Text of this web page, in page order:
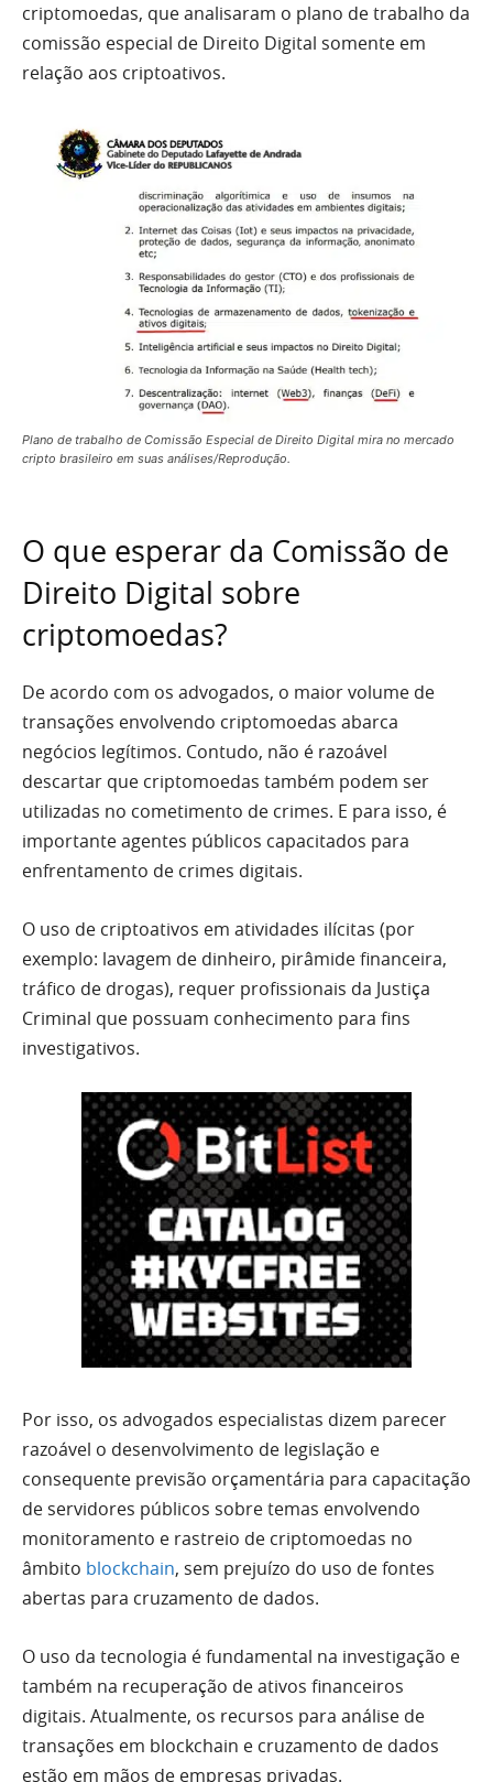
criptomoedas, que analisaram o plano de trabalho da
comissão especial de Direito Digital somente em
relação aos criptoativos.
Plano de trabalho de Comissão Especial de Direito Digital mira no mercado
cripto brasileiro em suas análises/Reprodução.
O que esperar da Comissão de
Direito Digital sobre
criptomoedas?
De acordo com os advogados, o maior volume de
transações envolvendo criptomoedas abarca
negócios legítimos. Contudo, não é razoável
descartar que criptomoedas também podem ser
utilizadas no cometimento de crimes. E para isso, é
importante agentes públicos capacitados para
enfrentamento de crimes digitais.
O uso de criptoativos em atividades ilícitas (por
exemplo: lavagem de dinheiro, pirâmide financeira,
tráfico de drogas), requer profissionais da Justiça
Criminal que possuam conhecimento para fins
investigativos.
Por isso, os advogados especialistas dizem parecer
razoável o desenvolvimento de legislação e
consequente previsão orçamentária para capacitação
de servidores públicos sobre temas envolvendo
monitoramento e rastreio de criptomoedas no
âmbito blockchain, sem prejuízo do uso de fontes
abertas para cruzamento de dados.
O uso da tecnologia é fundamental na investigação e
também na recuperação de ativos financeiros
digitais. Atualmente, os recursos para análise de
transações em blockchain e cruzamento de dados
estão em mãos de empresas privadas.